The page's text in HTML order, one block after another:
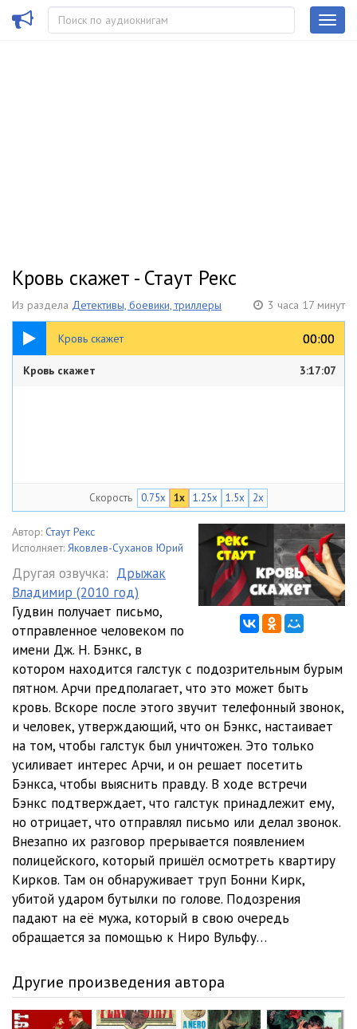
Кровь скажет - Стаут Рекс
Из раздела Детективы, боевики, триллеры 3 часа 17 минут
Кровь скажет 00:00
00:00
3:17:07
Кровь скажет 3:17:07
Скорость 0.75x 1x 1.25x 1.5x 2x
Автор: Стаут Рекс
Исполняет: Яковлев-Суханов Юрий
Другая озвучка: Дрыжак
Владимир (2010 год)
Гудвин получает письмо,
отправленное человеком по
имени Дж. Н. Бэнкс, в
котором находится галстук с подозрительным бурым
пятном. Арчи предполагает, что это может быть
кровь. Вскоре после этого звучит телефонный звонок,
и человек, утверждающий, что он Бэнкс, настаивает
на том, чтобы галстук был уничтожен. Это только
усиливает интерес Арчи, и он решает посетить
Бэнкса, чтобы выяснить правду. В ходе встречи
Бэнкс подтверждает, что галстук принадлежит ему,
но отрицает, что отправлял письмо или делал звонок.
Внезапно их разговор прерывается появлением
полицейского, который пришёл осмотреть квартиру
Кирков. Там он обнаруживает труп Бонни Кирк,
убитой ударом бутылки по голове. Подозрения
падают на её мужа, который в свою очередь
обращается за помощью к Ниро Вульфу…
Другие произведения автора